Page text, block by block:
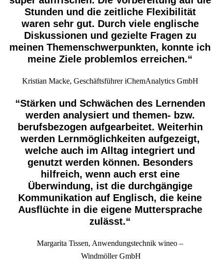
Stunden und die zeitliche Flexibilität
waren sehr gut. Durch viele englische
Diskussionen und gezielte Fragen zu
meinen Themenschwerpunkten, konnte ich
meine Ziele problemlos erreichen.“
Kristian Macke, Geschäftsführer iChemAnalytics GmbH
“Stärken und Schwächen des Lernenden
werden analysiert und themen- bzw.
berufsbezogen aufgearbeitet. Weiterhin
werden Lernmöglichkeiten aufgezeigt,
welche auch im Alltag integriert und
genutzt werden können. Besonders
hilfreich, wenn auch erst eine
Überwindung, ist die durchgängige
Kommunikation auf Englisch, die keine
Ausflüchte in die eigene Muttersprache
zulässt.“
Margarita Tissen, Anwendungstechnik wineo –
WindmöllerGmbH